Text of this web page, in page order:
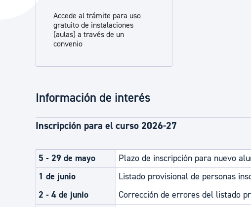
La ciudad futura
Accede al trámite para uso
gratuito de instalaciones
(aulas) a través de un
convenio
Información de interés
Inscripción para el curso 2026-27
5 - 29 de mayo
Plazo de inscripción para nuevo
1 de junio
Listado provisional de personas
2 - 4 de junio
Corrección de errores del listado